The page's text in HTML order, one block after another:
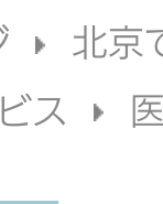
北京
ス